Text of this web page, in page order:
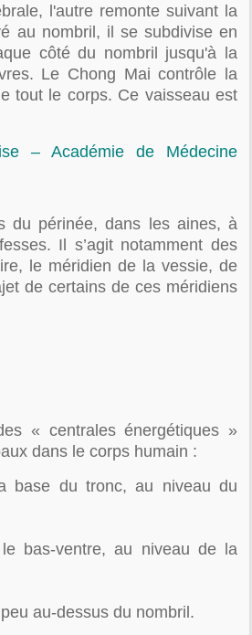
l'autre remonte suivant la
au nombril, il se subdivise en
côté du nombril jusqu'à la
Le Chong Mai contrôle la
tout le corps. Ce vaisseau est
– Académie de Médecine
du périnée, dans les aines, à
Il s’agit notamment des
le méridien de la vessie, de
de certains de ces méridiens
« centrales énergétiques »
dans le corps humain :
base du tronc, au niveau du
bas-ventre, au niveau de la
au-dessus du nombril.